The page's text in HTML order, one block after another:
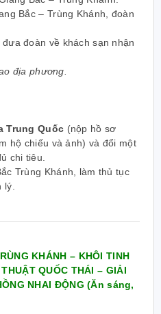
Bắc – Trùng Khánh, đoàn
đoàn về khách sạn nhận
địa phương.
Trung Quốc (nộp hồ sơ
hộ chiếu và ảnh) và đổi một
chi tiêu.
Trùng Khánh, làm thủ tục
KHÁNH – KHÔI TINH
QUỐC THÁI – GIẢI
NHAI ĐỘNG (Ăn sáng,